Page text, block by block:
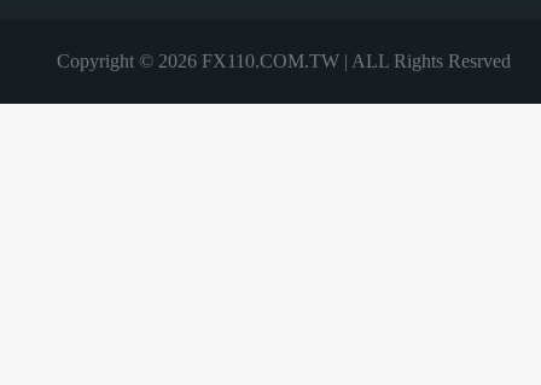
Copyright © 2026 FX110.COM.TW | ALL Rights Resrved